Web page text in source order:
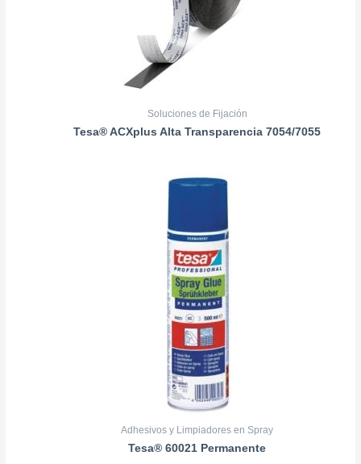
Soluciones de Fijación
Tesa® ACXplus Alta Transparencia 7054/7055
Adhesivos y Limpiadores en Spray
Tesa® 60021 Permanente